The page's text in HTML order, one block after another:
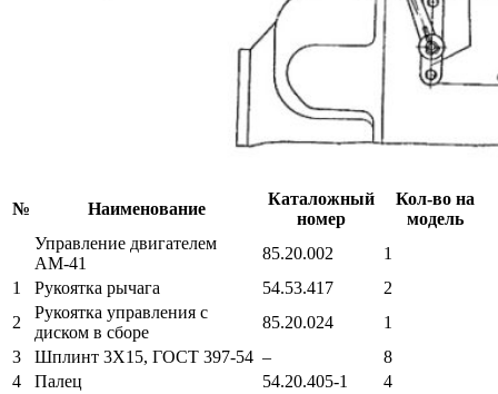
№ Наименование
Каталожный
номер
Кол-во на
модель
Управление двигателем
АМ-41
85.20.002
1
1
Рукоятка рычага 54.53.417
2
2
Рукоятка управления с
диском в сборе
85.20.024
1
3
Шплинт 3Х15, ГОСТ 397-54 –
8
4
Палец 54.20.405-1
4